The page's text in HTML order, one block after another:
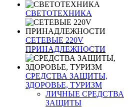
СВЕТОТЕХНИКА
СЕТЕВЫЕ 220V
ПРИНАДЛЕЖНОСТИ
СРЕДСТВА ЗАЩИТЫ,
ЗДОРОВЬЕ, ТУРИЗМ
ЛИЧНЫЕ СРЕДСТВА
ЗАЩИТЫ